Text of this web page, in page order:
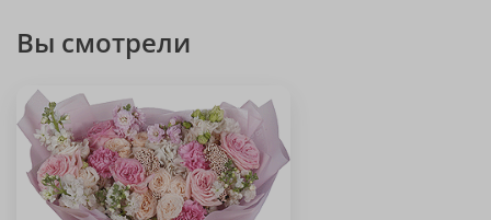
Вы смотрели